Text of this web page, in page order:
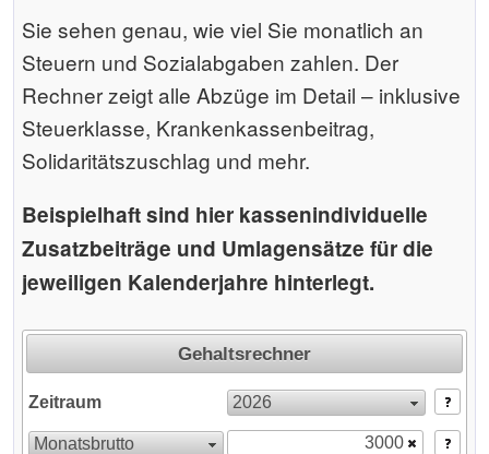
Sie sehen genau, wie viel Sie monatlich an
Steuern und Sozialabgaben zahlen. Der
Rechner zeigt alle Abzüge im Detail – inklusive
Steuerklasse, Krankenkassenbeitrag,
Solidaritätszuschlag und mehr.
Beispielhaft sind hier kassenindividuelle
Zusatzbeiträge und Umlagensätze für die
jeweiligen Kalenderjahre hinterlegt.
Gehaltsrechner
Zeitraum 2026
Monatsbrutto